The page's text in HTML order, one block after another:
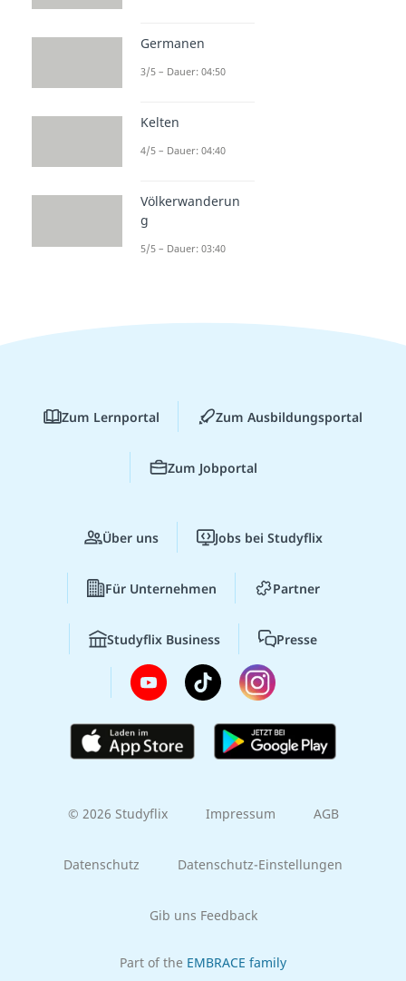
Germanen
3/5 – Dauer: 04:50
Kelten
4/5 – Dauer: 04:40
Völkerwanderun
g
5/5 – Dauer: 03:40
Zum Lernportal Zum Ausbildungsportal
Zum Jobportal
Über uns Jobs bei Studyflix
Für Unternehmen Partner
Studyflix Business Presse
© 2026 Studyflix Impressum AGB
Datenschutz Datenschutz-Einstellungen
Gib uns Feedback
Part of the EMBRACE family